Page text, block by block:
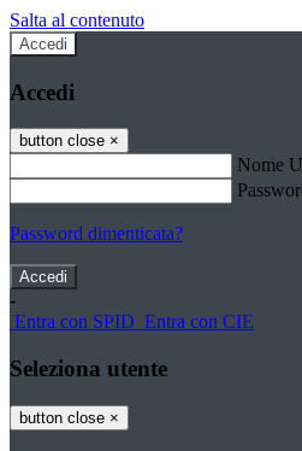
Salta al contenuto
Accedi
Accedi
button close ×
Nome
Password dimenticata?
-
Entra con SPID Entra con CIE
Seleziona utente
button close ×